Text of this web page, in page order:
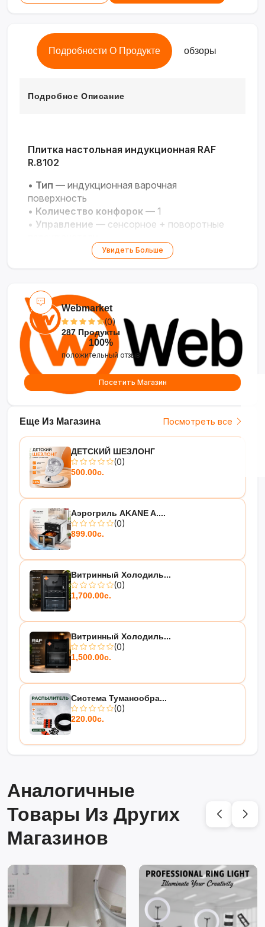
Подробности О Продукте обзоры
Подробное Описание
Плитка настольная индукционная RAF
R.8102
• Тип — индукционная варочная
поверхность
• Количество конфорок — 1
• Управление — сенсорное + поворотные
— 3.5 кВт
Увидеть Больше
Еще Из Магазина Посмотреть все
ДЕТСКИЙ ШЕЗЛОНГ
(0)
500.00с.
Аэрогриль AKANE A....
(0)
899.00с.
Витринный Холодиль...
(0)
1,700.00с.
Витринный Холодиль...
(0)
1,500.00с.
Система Туманообра...
(0)
220.00с.
Webmarket
(0)
287 Продукты
100%
положительный отзыв
Посетить Магазин
Аналогичные
Товары Из Других
Магазинов